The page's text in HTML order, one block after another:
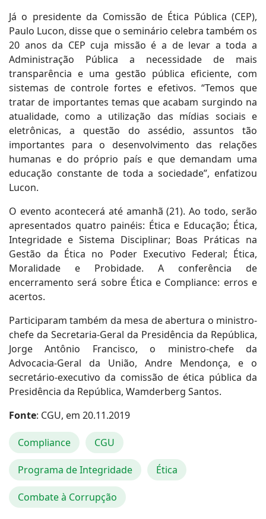
Já o presidente da Comissão de Ética Pública (CEP),
Paulo Lucon, disse que o seminário celebra também os
20 anos da CEP cuja missão é a de levar a toda a
Administração Pública a necessidade de mais
transparência e uma gestão pública eficiente, com
sistemas de controle fortes e efetivos. “Temos que
tratar de importantes temas que acabam surgindo na
atualidade, como a utilização das mídias sociais e
eletrônicas, a questão do assédio, assuntos tão
importantes para o desenvolvimento das relações
humanas e do próprio país e que demandam uma
educação constante de toda a sociedade”, enfatizou
Lucon.
O evento acontecerá até amanhã (21). Ao todo, serão
apresentados quatro painéis: Ética e Educação; Ética,
Integridade e Sistema Disciplinar; Boas Práticas na
Gestão da Ética no Poder Executivo Federal; Ética,
Moralidade e Probidade. A conferência de
encerramento será sobre Ética e Compliance: erros e
acertos.
Participaram também da mesa de abertura o ministro-
chefe da Secretaria-Geral da Presidência da República,
Jorge Antônio Francisco, o ministro-chefe da
Advocacia-Geral da União, Andre Mendonça, e o
secretário-executivo da comissão de ética pública da
Presidência da República, Wamderberg Santos.
Fonte: CGU, em 20.11.2019
Compliance CGU
Programa de Integridade Ética
Combate à Corrupção